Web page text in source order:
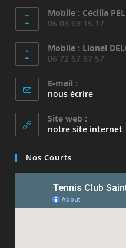
Mobile : Cécilia
06 03 69 15 17
Mobile : Lionel
06 72 67 87 57
E-mail :
nous écrireS’ouvre
Site web :
notre site internet
Nos Courts